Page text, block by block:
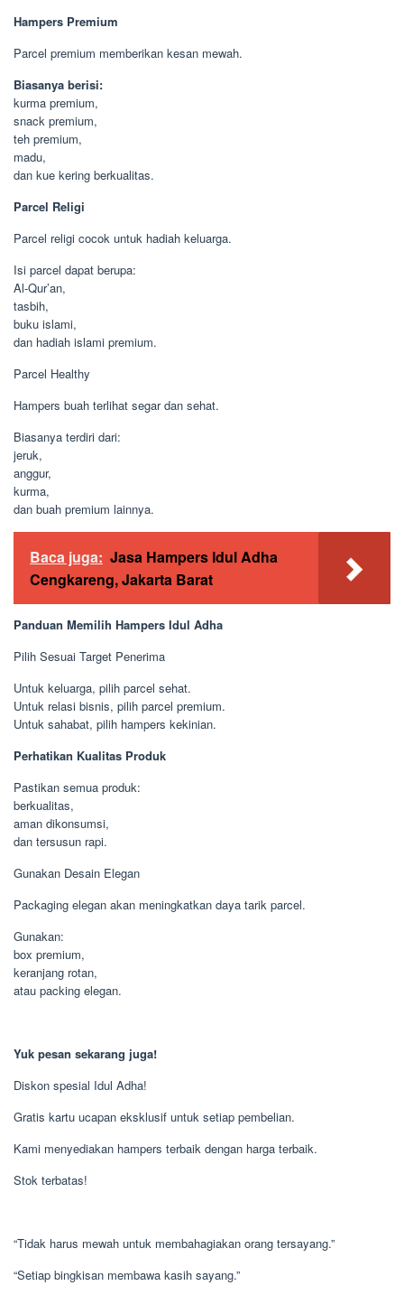
Hampers Premium
Parcel premium memberikan kesan mewah.
Biasanya berisi:
kurma premium,
snack premium,
teh premium,
madu,
dan kue kering berkualitas.
Parcel Religi
Parcel religi cocok untuk hadiah keluarga.
Isi parcel dapat berupa:
Al-Qur’an,
tasbih,
buku islami,
dan hadiah islami premium.
Parcel Healthy
Hampers buah terlihat segar dan sehat.
Biasanya terdiri dari:
jeruk,
anggur,
kurma,
dan buah premium lainnya.
Baca juga: Jasa Hampers Idul Adha
Cengkareng, Jakarta Barat
Panduan Memilih Hampers Idul Adha
Pilih Sesuai Target Penerima
Untuk keluarga, pilih parcel sehat.
Untuk relasi bisnis, pilih parcel premium.
Untuk sahabat, pilih hampers kekinian.
Perhatikan Kualitas Produk
Pastikan semua produk:
berkualitas,
aman dikonsumsi,
dan tersusun rapi.
Gunakan Desain Elegan
Packaging elegan akan meningkatkan daya tarik parcel.
Gunakan:
box premium,
keranjang rotan,
atau packing elegan.
Yuk pesan sekarang juga!
Diskon spesial Idul Adha!
Gratis kartu ucapan eksklusif untuk setiap pembelian.
Kami menyediakan hampers terbaik dengan harga terbaik.
Stok terbatas!
“Tidak harus mewah untuk membahagiakan orang tersayang.”
“Setiap bingkisan membawa kasih sayang.”